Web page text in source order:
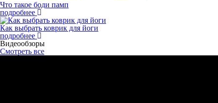
Что такое боди памп
подробнее
Как выбрать коврик для йоги
подробнее
Видеообзоры
Смотреть все